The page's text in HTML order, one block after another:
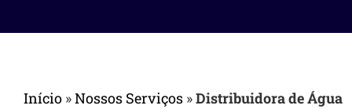
Início »Nossos Serviços »Distribuidora de Água